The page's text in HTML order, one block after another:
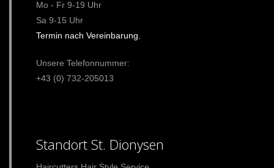
Mo - Fr 9-19 Uhr
Sa 9-15 Uhr
Termin nach Vereinbarung.
Unsere Telefonnummer:
+43 (0) 732-205013
Standort St. Dionysen